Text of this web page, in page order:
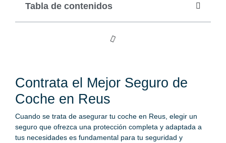
Contrata el Mejor Seguro de
Coche en Reus
Cuando se trata de asegurar tu coche en Reus, elegir un
seguro que ofrezca una protección completa y adaptada a
tus necesidades es fundamental para tu seguridad y
Tabla de contenidos